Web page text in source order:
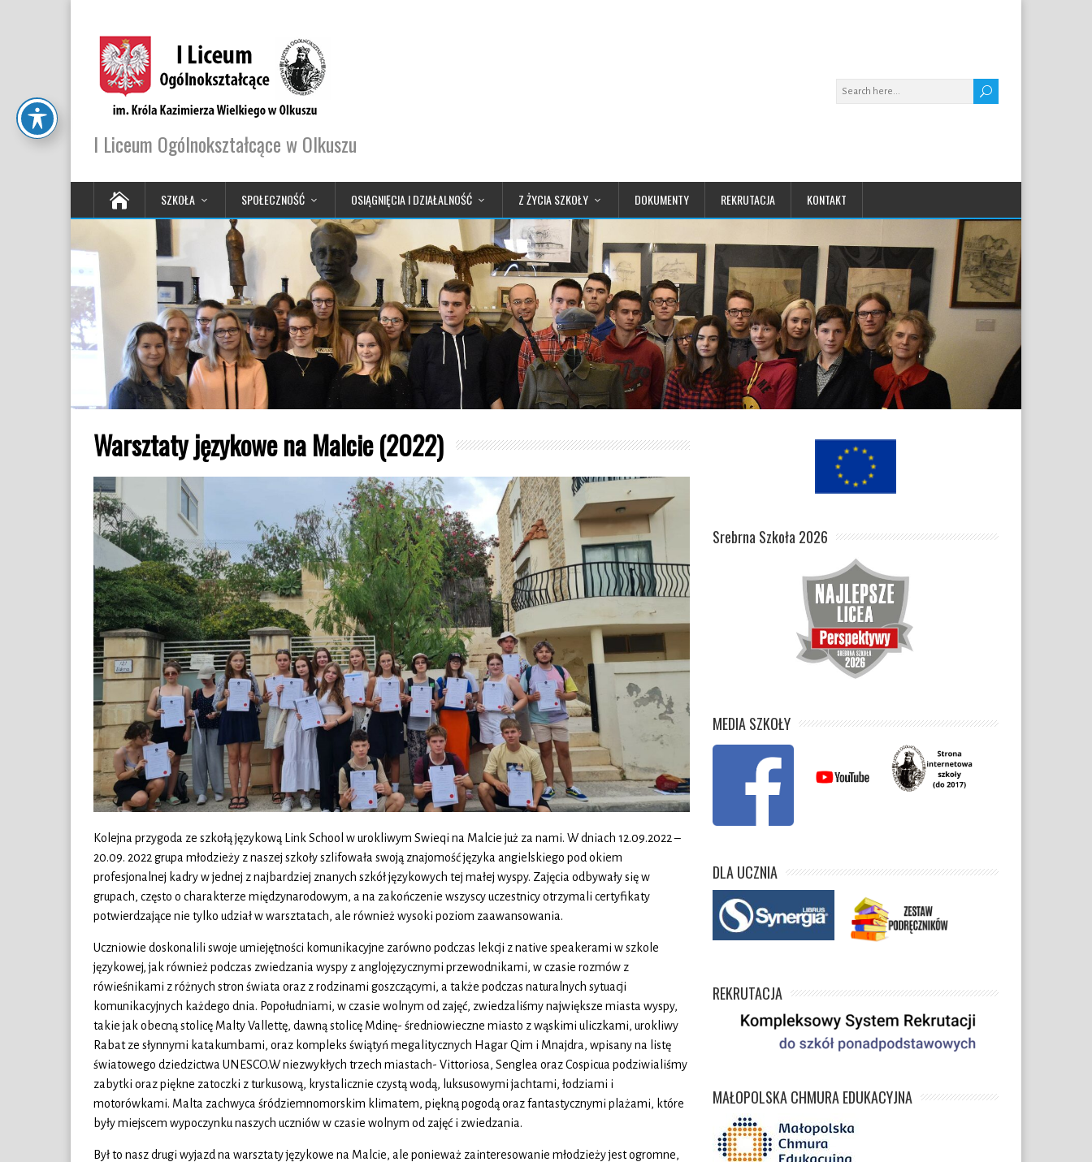
I Liceum Ogólnokształcące w Olkuszu
SZKOŁA SPOŁECZNOŚĆ OSIĄGNIĘCIA I DZIAŁALNOŚĆ Z ŻYCIA SZKOŁY DOKUMENTY REKRUTACJA KONTAKT
Warsztaty językowe na Malcie (2022)
Kolejna przygoda ze szkołą językową Link School w urokliwym Swieqi na Malcie już za nami. W dniach 12.09.2022 –
20.09. 2022 grupa młodzieży z naszej szkoły szlifowała swoją znajomość języka angielskiego pod okiem
profesjonalnej kadry w jednej z najbardziej znanych szkół językowych tej małej wyspy. Zajęcia odbywały się w
grupach, często o charakterze międzynarodowym, a na zakończenie wszyscy uczestnicy otrzymali certyfikaty
potwierdzające nie tylko udział w warsztatach, ale również wysoki poziom zaawansowania.
Uczniowie doskonalili swoje umiejętności komunikacyjne zarówno podczas lekcji z native speakerami w szkole
językowej, jak również podczas zwiedzania wyspy z anglojęzycznymi przewodnikami, w czasie rozmów z
rówieśnikami z różnych stron świata oraz z rodzinami goszczącymi, a także podczas naturalnych sytuacji
komunikacyjnych każdego dnia. Popołudniami, w czasie wolnym od zajęć, zwiedzaliśmy największe miasta wyspy,
takie jak obecną stolicę Malty Vallettę, dawną stolicę Mdinę- średniowieczne miasto z wąskimi uliczkami, urokliwy
Rabat ze słynnymi katakumbami, oraz kompleks świątyń megalitycznych Hagar Qim i Mnajdra, wpisany na listę
światowego dziedzictwa UNESCO.W niezwykłych trzech miastach- Vittoriosa, Senglea oraz Cospicua podziwialiśmy
zabytki oraz piękne zatoczki z turkusową, krystalicznie czystą wodą, luksusowymi jachtami, łodziami i
motorówkami. Malta zachwyca śródziemnomorskim klimatem, piękną pogodą oraz fantastycznymi plażami, które
były miejscem wypoczynku naszych uczniów w czasie wolnym od zajęć i zwiedzania.
Był to nasz drugi wyjazd na warsztaty językowe na Malcie, ale ponieważ zainteresowanie młodzieży jest ogromne,
Srebrna Szkoła 2026
MEDIA SZKOŁY
DLA UCZNIA
REKRUTACJA
MAŁOPOLSKA CHMURA EDUKACYJNA